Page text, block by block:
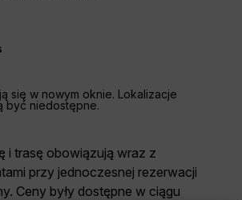
się w nowym oknie. Lokalizacje
być niedostępne.
i trasę obowiązują wraz z
przy jednoczesnej rezerwacji
Ceny były dostępne w ciągu